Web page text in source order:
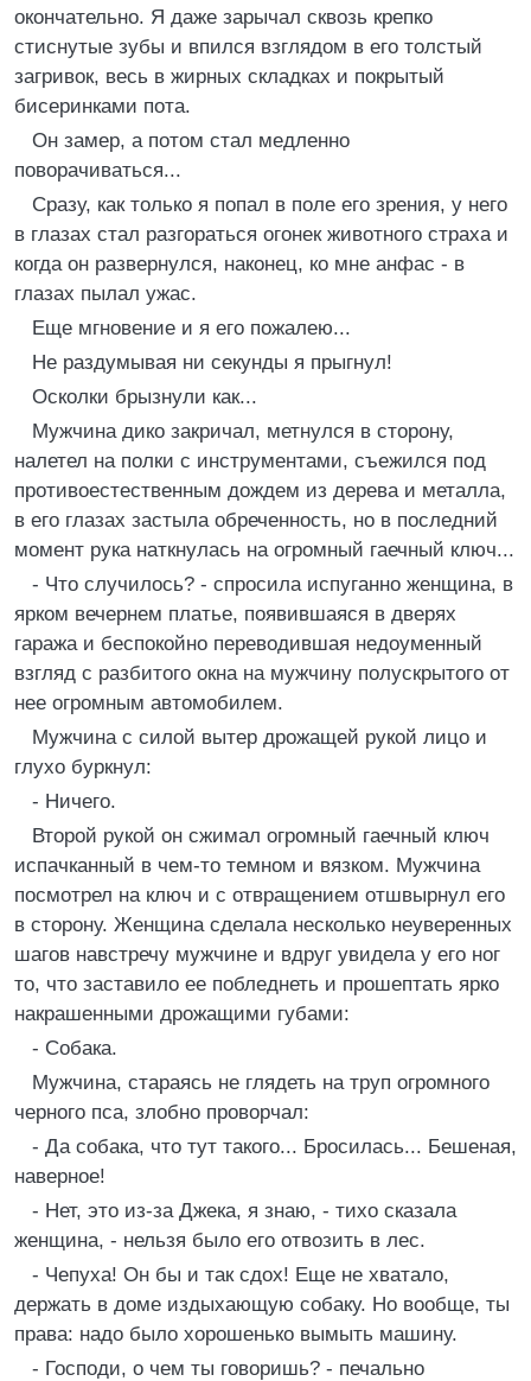
окончательно. Я даже зарычал сквозь крепко
стиснутые зубы и впился взглядом в его толстый
загривок, весь в жирных складках и покрытый
бисеринками пота.
Он замер, а потом стал медленно
поворачиваться...
Сразу, как только я попал в поле его зрения, у него
в глазах стал разгораться огонек животного страха и
когда он развернулся, наконец, ко мне анфас - в
глазах пылал ужас.
Еще мгновение и я его пожалею...
Не раздумывая ни секунды я прыгнул!
Осколки брызнули как...
Мужчина дико закричал, метнулся в сторону,
налетел на полки с инструментами, съежился под
противоестественным дождем из дерева и металла,
в его глазах застыла обреченность, но в последний
момент рука наткнулась на огромный гаечный ключ...
- Что случилось? - спросила испуганно женщина, в
ярком вечернем платье, появившаяся в дверях
гаража и беспокойно переводившая недоуменный
взгляд с разбитого окна на мужчину полускрытого от
нее огромным автомобилем.
Мужчина с силой вытер дрожащей рукой лицо и
глухо буркнул:
- Ничего.
Второй рукой он сжимал огромный гаечный ключ
испачканный в чем-то темном и вязком. Мужчина
посмотрел на ключ и с отвращением отшвырнул его
в сторону. Женщина сделала несколько неуверенных
шагов навстречу мужчине и вдруг увидела у его ног
то, что заставило ее побледнеть и прошептать ярко
накрашенными дрожащими губами:
- Собака.
Мужчина, стараясь не глядеть на труп огромного
черного пса, злобно проворчал:
- Да собака, что тут такого... Бросилась... Бешеная,
наверное!
- Нет, это из-за Джека, я знаю, - тихо сказала
женщина, - нельзя было его отвозить в лес.
- Чепуха! Он бы и так сдох! Еще не хватало,
держать в доме издыхающую собаку. Но вообще, ты
права: надо было хорошенько вымыть машину.
- Господи, о чем ты говоришь? - печально